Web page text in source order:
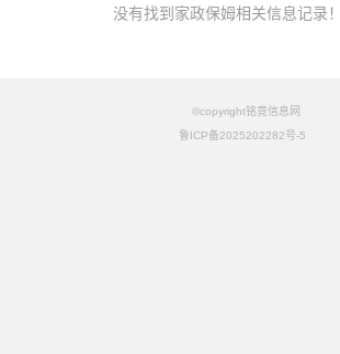
没有找到家政保姆相关信息记录！
©copyright铭竟信息网
鲁ICP备2025202282号-5